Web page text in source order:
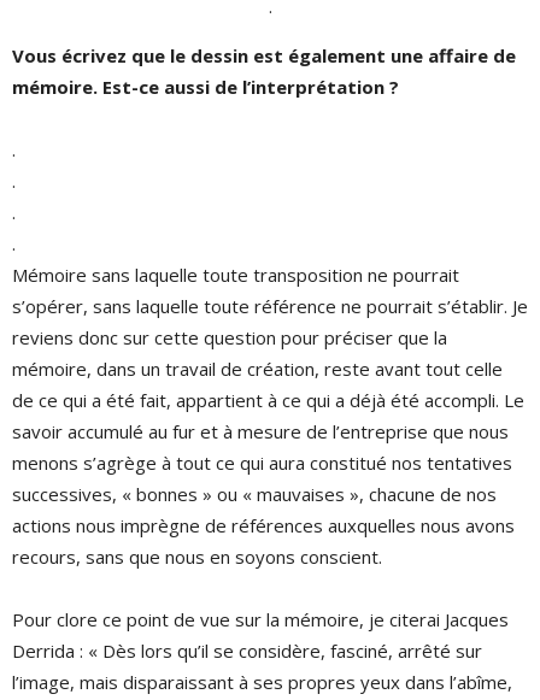
.
Vous écrivez que le dessin est également une affaire de
mémoire. Est-ce aussi de l’interprétation ?
.
.
.
.
Mémoire sans laquelle toute transposition ne pourrait
s’opérer, sans laquelle toute référence ne pourrait s’établir. Je
reviens donc sur cette question pour préciser que la
mémoire, dans un travail de création, reste avant tout celle
de ce qui a été fait, appartient à ce qui a déjà été accompli. Le
savoir accumulé au fur et à mesure de l’entreprise que nous
menons s’agrège à tout ce qui aura constitué nos tentatives
successives, « bonnes » ou « mauvaises », chacune de nos
actions nous imprègne de références auxquelles nous avons
recours, sans que nous en soyons conscient.
Pour clore ce point de vue sur la mémoire, je citerai Jacques
Derrida : « Dès lors qu’il se considère, fasciné, arrêté sur
l’image, mais disparaissant à ses propres yeux dans l’abîme,